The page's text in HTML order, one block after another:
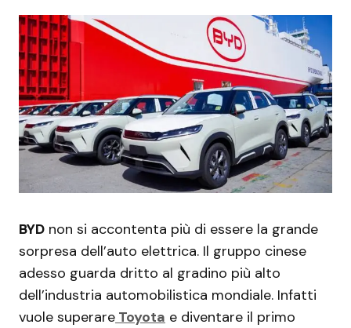
BYD non si accontenta più di essere la grande
sorpresa dell’auto elettrica. Il gruppo cinese
adesso guarda dritto al gradino più alto
dell’industria automobilistica mondiale. Infatti
vuole superare Toyota e diventare il primo